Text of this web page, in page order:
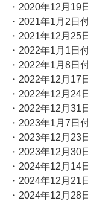
・2020年12月19
・2021年1月2日
・2021年12月25
・2022年1月1日
・2022年1月8日
・2022年12月17
・2022年12月24
・2022年12月31
・2023年1月7日
・2023年12月23
・2023年12月30
・2024年12月14
・2024年12月21
・2024年12月28